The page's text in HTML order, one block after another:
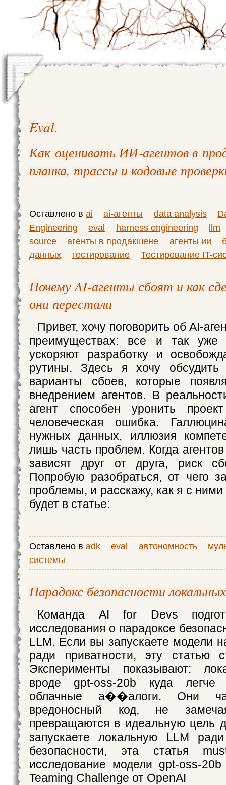
Eval.
Как оценивать ИИ‑агентов в
планка, трассы и кодовые
Оставлено в ai ai-агенты data analysis
Engineering
eval harness engineering
llm
source
агенты в продакшене агенты ии
данных
тестирование Тестирование IT-
Почему AI-агенты сбоят и как
они перестали
Привет, хочу поговорить об AI-
преимуществах: все и так уже
ускоряют разработку и
рутины. Здесь я хочу
варианты сбоев, которые
внедрением агентов. В
агент способен уронить
человеческая ошибка.
нужных данных, иллюзия
лишь часть проблем. Когда
зависят друг от друга, риск
Попробую разобраться, от чего
проблемы, и расскажу, как я с
будет в статье:
Оставлено в adk eval автономность
системы
Парадокс безопасности
Команда AI for Devs
исследования о парадоксе
LLM. Если вы запускаете модели
ради приватности, эту статью
Эксперименты показывают:
вроде gpt-oss-20b куда легче
облачные а��алоги. Они
вредоносный код, не
превращаются в идеальную цель
запускаете локальную LLM
безопасности, эта статья
исследование модели gpt-oss-
Teaming Challenge от OpenAI